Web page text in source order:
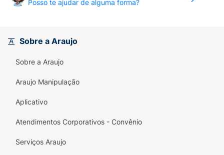
Posso te ajudar de alguma forma?
Sobre a Araujo
Sobre a Araujo
Araujo Manipulação
Aplicativo
Atendimentos Corporativos - Convênio
Serviços Araujo